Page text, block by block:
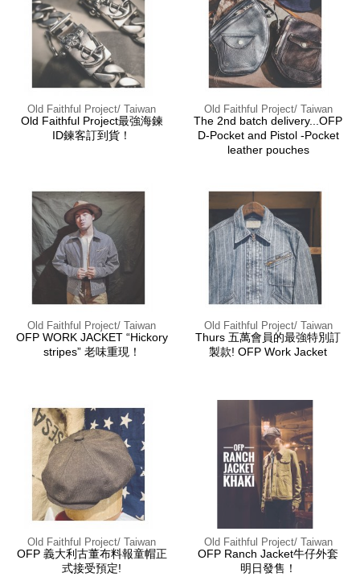
Old Faithful Project/ Taiwan
Old Faithful Project最強海鍊
ID鍊客訂到貨！
Old Faithful Project/ Taiwan
The 2nd batch delivery...OFP
D-Pocket and Pistol -Pocket
leather pouches
Old Faithful Project/ Taiwan
OFP WORK JACKET “Hickory
stripes” 老味重現！
Old Faithful Project/ Taiwan
Thurs 五萬會員的最強特別訂
製款! OFP Work Jacket
Old Faithful Project/ Taiwan
OFP 義大利古董布料報童帽正
式接受預定!
Old Faithful Project/ Taiwan
OFP Ranch Jacket牛仔外套
明日發售！